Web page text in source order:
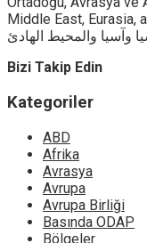
Middle East, Eurasia,
وآسيا والمحيط الهادئ
Bizi Takip Edin
Kategoriler
ABD
Afrika
Avrasya
Avrupa
Avrupa Birliği
Basında ODAP
Bölgeler